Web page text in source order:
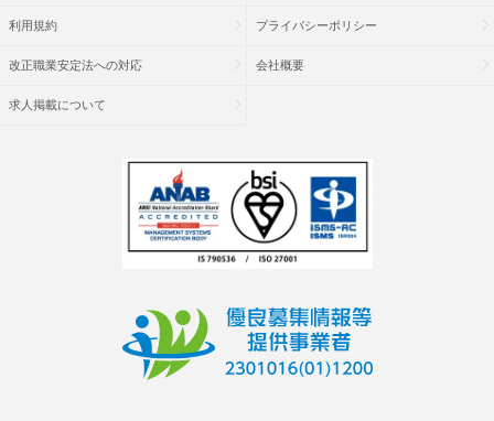
利用規約 プライバシーポリシー
改正職業安定法への対応 会社概要
求人掲載について